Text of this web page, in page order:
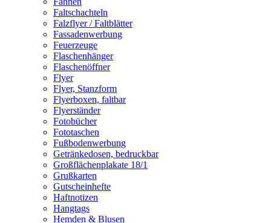
Faltschachteln
Falzflyer / Faltblätter
Fassadenwerbung
Feuerzeuge
Flaschenhänger
Flaschenöffner
Flyer
Flyer, Stanzform
Flyerboxen, faltbar
Flyerständer
Fotobücher
Fototaschen
Fußbodenwerbung
Getränkedosen, bedruckbar
Großflächenplakate 18/1
Grußkarten
Gutscheinhefte
Haftnotizen
Hangtags
Hemden & Blusen